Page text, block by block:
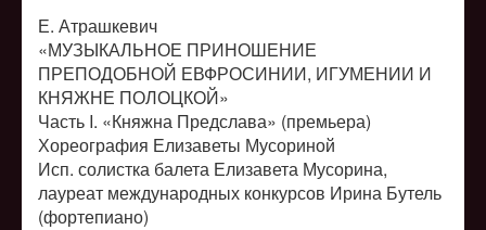
Е. Атрашкевич
«МУЗЫКАЛЬНОЕ ПРИНОШЕНИЕ
ПРЕПОДОБНОЙ ЕВФРОСИНИИ, ИГУМЕНИИ И
КНЯЖНЕ ПОЛОЦКОЙ»
Часть I. «Княжна Предслава» (премьера)
Хореография Елизаветы Мусориной
Исп. солистка балета Елизавета Мусорина,
лауреат международных конкурсов Ирина Бутель
(фортепиано)